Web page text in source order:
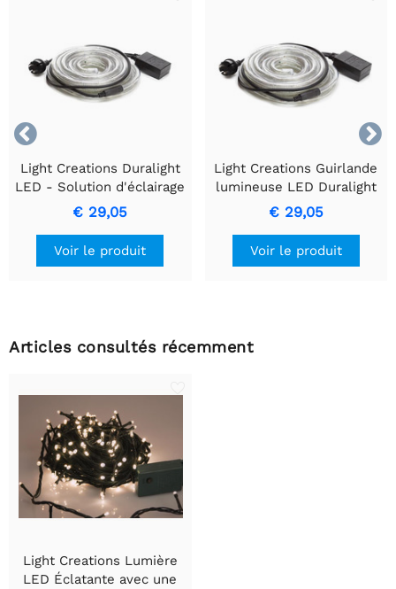


Light Creations Duralight
LED - Solution d'éclairage
multicolore de 15 mètres
€ 29,05
Voir le produit
Light Creations Guirlande
lumineuse LED Duralight
de 15 m - Blanche
Vivement Animée, Durable
et Facile à Installer
€ 29,05
Voir le produit
Articles consultés récemment
Light Creations Lumière
LED Éclatante avec une